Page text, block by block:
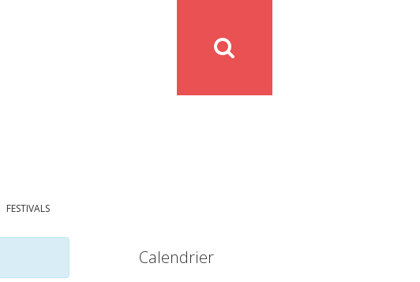
FESTIVALS
Calendrier